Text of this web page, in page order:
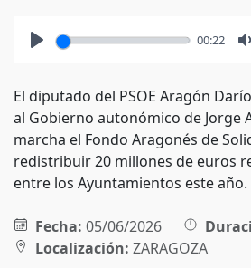
00:22
El diputado del PSOE Aragón
al Gobierno autonómico de Jorge
marcha el Fondo Aragonés de
redistribuir 20 millones de euros
entre los Ayuntamientos este año.
Fecha: 05/06/2026
Localización: ZARAGOZA